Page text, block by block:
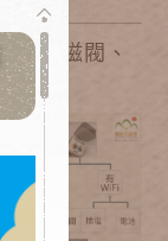
。電磁閥、